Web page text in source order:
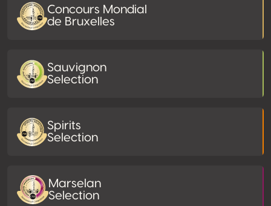
Concours Mondial
de Bruxelles
Sauvignon
Selection
Spirits
Selection
Marselan
Selection